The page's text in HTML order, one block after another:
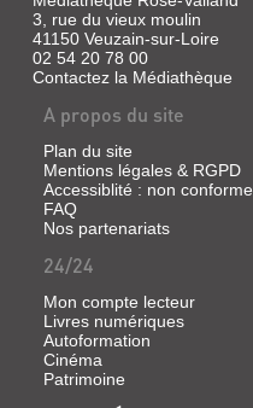
3, rue du vieux moulin
41150 Veuzain-sur-Loire
02 54 20 78 00
Contactez la Médiathèque
A propos du site
Plan du site
Mentions légales & RGPD
Accessiblité : non conforme
FAQ
Nos partenariats
24/24
Mon compte lecteur
Livres numériques
Autoformation
Cinéma
Patrimoine